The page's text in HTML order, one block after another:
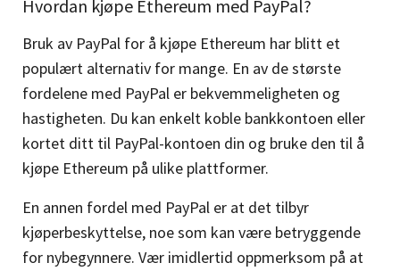
Hvordan kjøpe Ethereum med PayPal?
Bruk av PayPal for å kjøpe Ethereum har blitt et
populært alternativ for mange. En av de største
fordelene med PayPal er bekvemmeligheten og
hastigheten. Du kan enkelt koble bankkontoen eller
kortet ditt til PayPal-kontoen din og bruke den til å
kjøpe Ethereum på ulike plattformer.
En annen fordel med PayPal er at det tilbyr
kjøperbeskyttelse, noe som kan være betryggende
for nybegynnere. Vær imidlertid oppmerksom på at